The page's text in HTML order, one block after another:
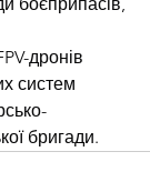
дронів
систем
бригади.